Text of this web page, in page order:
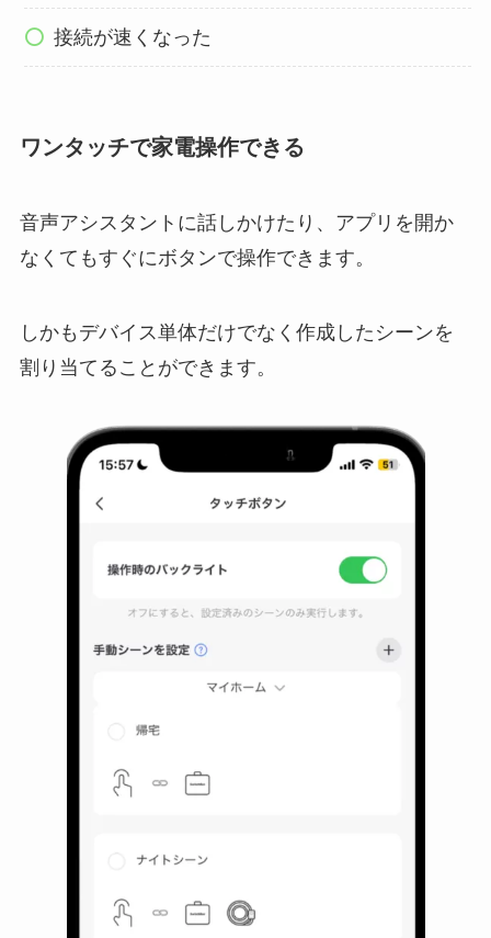
接続が速くなった
ワンタッチで家電操作できる
音声アシスタントに話しかけたり、アプリを開か
なくてもすぐにボタンで操作できます。
しかもデバイス単体だけでなく作成したシーンを
割り当てることができます。